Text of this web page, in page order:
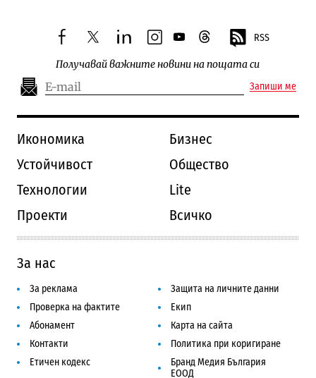
facebooktwitterlinkedininstagram
youtubethreads RSS
Получавай важните новини на пощата си
Запиши ме
Икономика
Бизнес
Устойчивост
Общество
Технологии
Lite
Проекти
Всичко
За нас
За реклама
Защита на личните данни
Проверка на фактите
Екип
Абонамент
Карта на сайта
Контакти
Политика при коригиране
Етичен кодекс
Бранд Медия България
ЕООД